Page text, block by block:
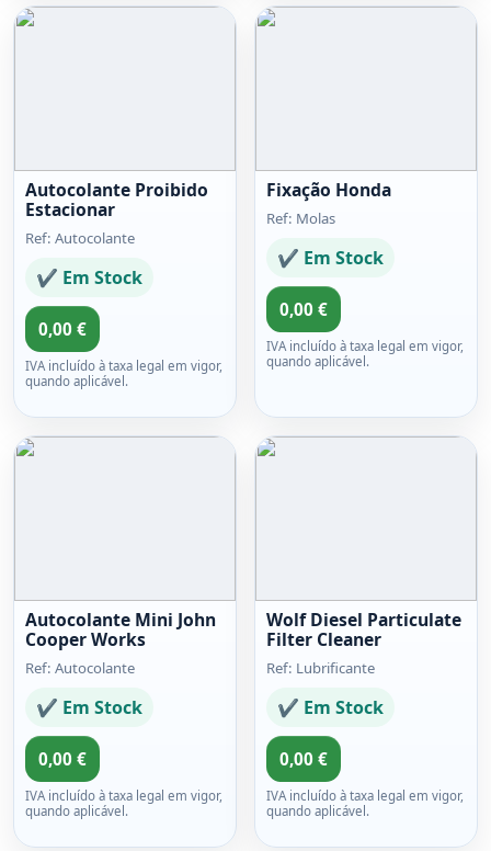
Autocolante Proibido
Estacionar
Ref: Autocolante
✔ Em Stock
0,00 €
IVA incluído à taxa legal em vigor,
quando aplicável.
Fixação Honda
Ref: Molas
✔ Em Stock
0,00 €
IVA incluído à taxa legal em vigor,
quando aplicável.
Autocolante Mini John
Cooper Works
Ref: Autocolante
✔ Em Stock
0,00 €
IVA incluído à taxa legal em vigor,
quando aplicável.
Wolf Diesel Particulate
Filter Cleaner
Ref: Lubrificante
✔ Em Stock
0,00 €
IVA incluído à taxa legal em vigor,
quando aplicável.